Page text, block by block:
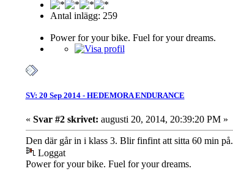
Antal inlägg: 259
Power for your bike. Fuel for your dreams.
SV: 20 Sep 2014 - HEDEMORA ENDURANCE
« Svar #2 skrivet: augusti 20, 2014, 20:39:20 PM »
Den där går in i klass 3. Blir finfint att sitta 60 min på.
Loggat
Power for your bike. Fuel for your dreams.